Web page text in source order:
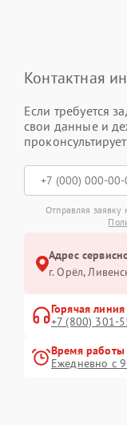
Контактная
Если требуется
свои данные и
Отправляя заявку
Адрес
г. Орёл,
Горячая линия
+7 (800) 301-
Время работы
Ежедневно с